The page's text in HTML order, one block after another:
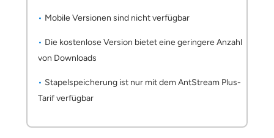
Mobile Versionen sind nicht verfügbar
Die kostenlose Version bietet eine geringere Anzahl
von Downloads
Stapelspeicherung ist nur mit dem AntStream Plus-
Tarif verfügbar